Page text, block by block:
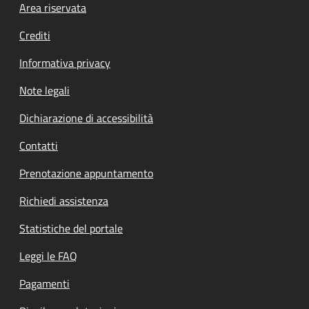
Footer menu
Area riservata
Crediti
Informativa privacy
Note legali
Dichiarazione di accessibilità
Contatti
Prenotazione appuntamento
Richiedi assistenza
Statistiche del portale
Leggi le FAQ
Pagamenti